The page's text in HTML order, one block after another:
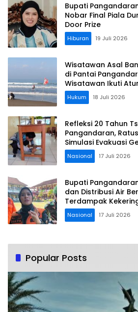
Bupati
Nobar Final Piala
Door Prize
Hiburan 19 Juli 2026
Wisatawan Asal
di Pantai
Wisatawan Ikuti
Hukum 18 Juli 2026
Refleksi 20 Tahun
Pangandaran,
Simulasi Evakuasi
Nasional 17 Juli 2026
Bupati
dan Distribusi Air
Terdampak
Nasional 17 Juli 2026
Popular Posts